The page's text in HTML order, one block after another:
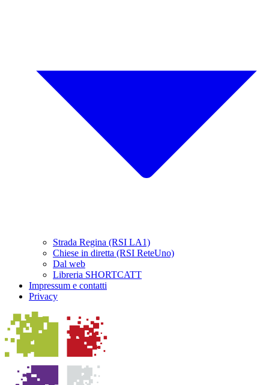
Strada Regina (RSI LA1)
Chiese in diretta (RSI ReteUno)
Dal web
Libreria SHORTCATT
Impressum e contatti
Privacy